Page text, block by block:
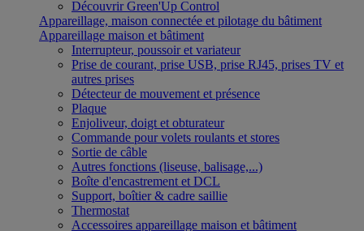
Découvrir Green'Up Control
Appareillage, maison connectée et pilotage du bâtiment
Appareillage maison et bâtiment
Interrupteur, poussoir et variateur
Prise de courant, prise USB, prise RJ45, prises TV et
autres prises
Détecteur de mouvement et présence
Plaque
Enjoliveur, doigt et obturateur
Commande pour volets roulants et stores
Sortie de câble
Autres fonctions (liseuse, balisage,...)
Boîte d'encastrement et DCL
Support, boîtier & cadre saillie
Thermostat
Accessoires appareillage maison et bâtiment